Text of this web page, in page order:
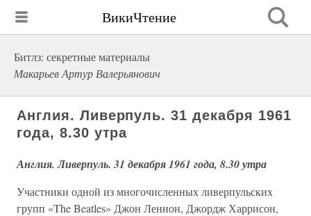
ВикиЧтение
Битлз: секретные материалы
Макарьев Артур Валерьянович
Англия. Ливерпуль. 31 декабря 1961
года, 8.30 утра
Англия. Ливерпуль. 31 декабря 1961 года, 8.30 утра
Участники одной из многочисленных ливерпульских
групп «The Beatles» Джон Леннон, Джордж Харрисон,